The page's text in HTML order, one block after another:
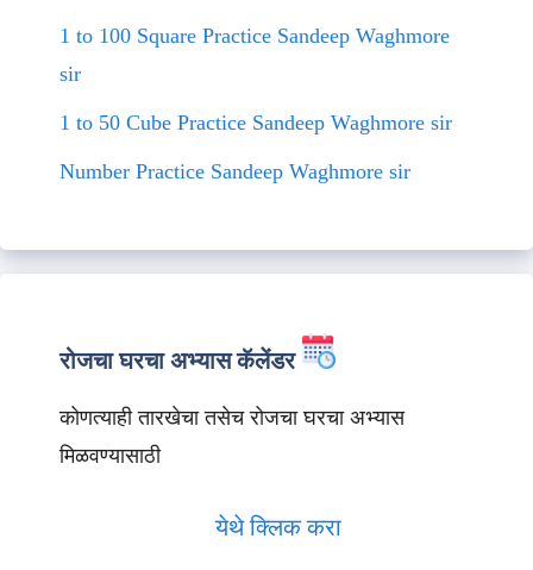
1 to 100 Square Practice Sandeep Waghmore
sir
1 to 50 Cube Practice Sandeep Waghmore sir
Number Practice Sandeep Waghmore sir
रोजचा घरचा अभ्यास कॅलेंडर
कोणत्याही तारखेचा तसेच रोजचा घरचा अभ्यास
मिळवण्यासाठी
येथे क्लिक करा